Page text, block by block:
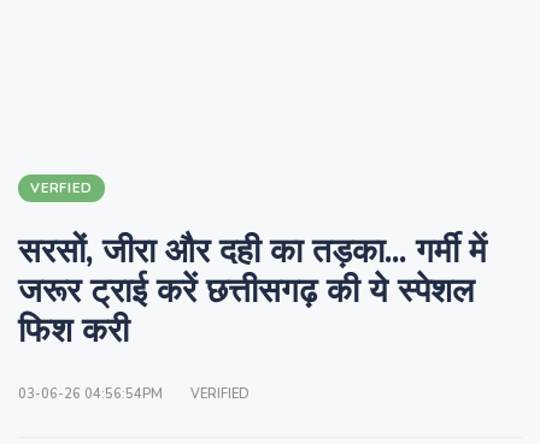
VERFIED
सरसों, जीरा और दही का तड़का... गर्मी में
जरूर ट्राई करें छत्तीसगढ़ की ये स्पेशल
फिश करी
03-06-26 04:56:54PM VERIFIED